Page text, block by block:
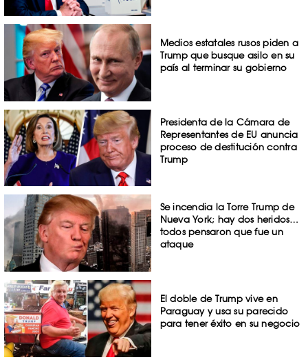
Medios estatales rusos piden a
Trump que busque asilo en su
país al terminar su gobierno
Presidenta de la Cámara de
Representantes de EU anuncia
proceso de destitución contra
Trump
Se incendia la Torre Trump de
Nueva York; hay dos heridos…
todos pensaron que fue un
ataque
El doble de Trump vive en
Paraguay y usa su parecido
para tener éxito en su negocio